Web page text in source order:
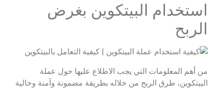
استخدام البيتكوين بغرض
الربح
من أهم المعلومات التي يجب الاطلاع عليها حول عملة
البيتكوين، طرق الربح من خلاله بطريقة مضمونة وآمنة وخالية